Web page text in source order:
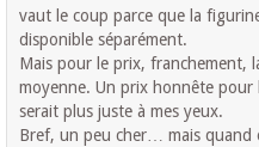
vaut le coup parce que la
disponible séparément.
Mais pour le prix, franchement,
moyenne. Un prix honnête pour
serait plus juste à mes yeux.
Bref, un peu cher… mais quand